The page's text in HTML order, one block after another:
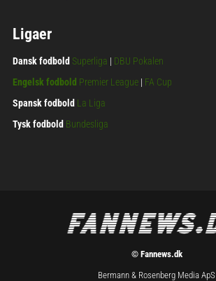
Ligaer
Dansk fodbold Superliga | DBU Pokalen
Engelsk fodbold Premier League| FA Cup
Spansk fodbold La Liga
Tysk fodbold Bundesliga
© Fannews.dk
Bermann & Rosenberg Media ApS